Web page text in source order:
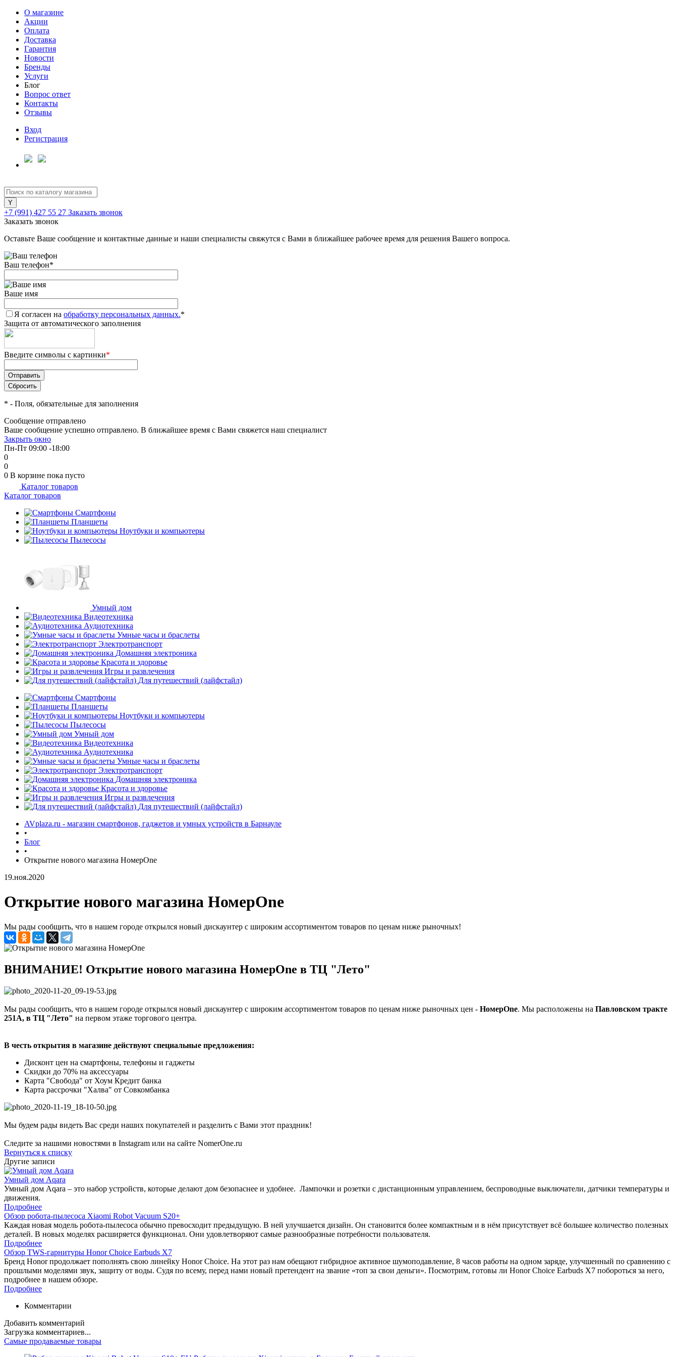
О магазине
Акции
Оплата
Доставка
Гарантия
Новости
Бренды
Услуги
Блог
Вопрос ответ
Контакты
Отзывы
Вход
Регистрация
+7 (991) 427 55 27 Заказать звонок
Заказать звонок
Оставьте Ваше сообщение и контактные данные и наши специалисты свяжутся с Вами в ближайшее рабочее время для решения Вашего вопроса.
Ваш телефон*
Ваше имя
Я согласен на обработку персональных данных.*
Защита от автоматического заполнения
Введите символы с картинки*
* - Поля, обязательные для заполнения
Сообщение отправлено
Ваше сообщение успешно отправлено. В ближайшее время с Вами свяжется наш специалист
Закрыть окно
Пн-Пт 09:00 -18:00
0
0
0 В корзине пока пусто
Каталог товаров
Каталог товаров
Смартфоны
Планшеты
Ноутбуки и компьютеры
Пылесосы
Умный дом
Видеотехника
Аудиотехника
Умные часы и браслеты
Электротранспорт
Домашняя электроника
Красота и здоровье
Игры и развлечения
Для путешествий (лайфстайл)
Смартфоны
Планшеты
Ноутбуки и компьютеры
Пылесосы
Умный дом
Видеотехника
Аудиотехника
Умные часы и браслеты
Электротранспорт
Домашняя электроника
Красота и здоровье
Игры и развлечения
Для путешествий (лайфстайл)
AVplaza.ru - магазин смартфонов, гаджетов и умных устройств в Барнауле
•
Блог
•
Открытие нового магазина НомерOne
19.ноя.2020
Открытие нового магазина НомерOne
Мы рады сообщить, что в нашем городе открылся новый дискаунтер с широким ассортиментом товаров по ценам ниже рыночных!
ВНИМАНИЕ! Открытие нового магазина НомерOne в ТЦ "Лето"
Мы рады сообщить, что в нашем городе открылся новый дискаунтер с широким ассортиментом товаров по ценам ниже рыночных цен - НомерOne. Мы расположены на Павловском тракте
251А, в ТЦ "Лето" на первом этаже торгового центра.
В честь открытия в магазине действуют специальные предложения:
Дисконт цен на смартфоны, телефоны и гаджеты
Скидки до 70% на аксессуары
Карта "Свобода" от Хоум Кредит банка
Карта рассрочки "Халва" от Совкомбанка
Мы будем рады видеть Вас среди наших покупателей и разделить с Вами этот праздник!
Следите за нашими новостями в Instagram или на сайте NomerOne.ru
Вернуться к списку
Другие записи
Умный дом Aqara
Умный дом Aqara – это набор устройств, которые делают дом безопаснее и удобнее. Лампочки и розетки с дистанционным управлением, беспроводные выключатели, датчики температуры и
движения.
Подробнее
Обзор робота-пылесоса Xiaomi Robot Vacuum S20+
Каждая новая модель робота-пылесоса обычно превосходит предыдущую. В ней улучшается дизайн. Он становится более компактным и в нём присутствует всё большее количество полезных
деталей. В новых моделях расширяется функционал. Они удовлетворяют самые разнообразные потребности пользователя.
Подробнее
Обзор TWS-гарнитуры Honor Choice Earbuds X7
Бренд Honor продолжает пополнять свою линейку Honor Choice. На этот раз нам обещают гибридное активное шумоподавление, 8 часов работы на одном заряде, улучшенный по сравнению с
прошлыми моделями звук, защиту от воды. Судя по всему, перед нами новый претендент на звание «топ за свои деньги». Посмотрим, готовы ли Honor Choice Earbuds X7 побороться за него,
подробнее в нашем обзоре.
Подробнее
Комментарии
Добавить комментарий
Загрузка комментариев...
Самые продаваемые товары